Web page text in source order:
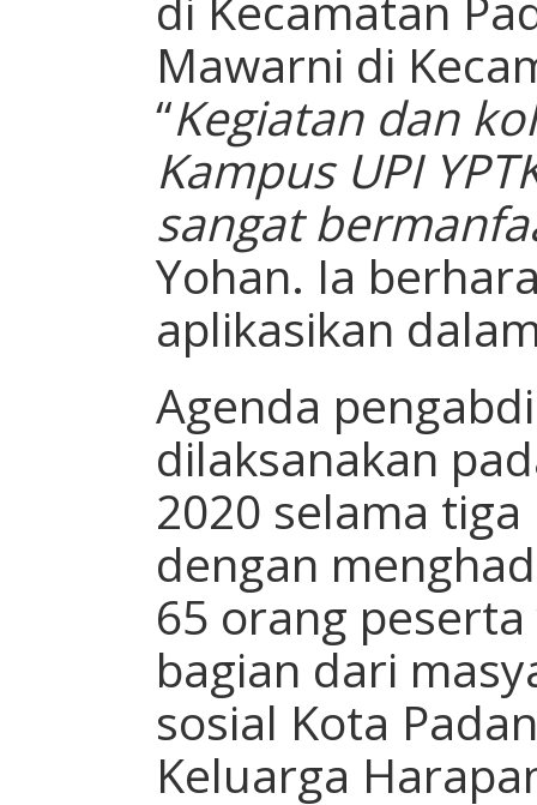
Mawarni di
“Kegiatan dan
Kampus UPI
sangat
Yohan. Ia
aplikasikan
Agenda
dilaksanakan
2020 selama
dengan
65 orang
bagian dari
sosial Kota
Keluarga